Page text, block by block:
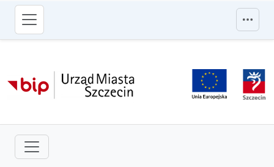
przejdź do głównego menu